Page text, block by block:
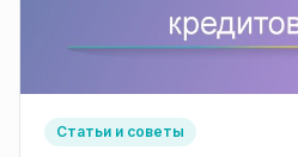
Статьи и советы